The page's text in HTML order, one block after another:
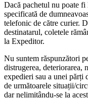
Dacă pachetul nu poate fi
specificată de
telefonic de către curier.
destinatarul, coletele
la Expeditor.
Nu suntem răspunzători
distrugerea, deteriorarea,
expedieri sau a unei părți
de următoarele situații/
dar nelimitându-se la